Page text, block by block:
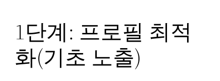
1단계: 프로필 최적
화(기초 노출)